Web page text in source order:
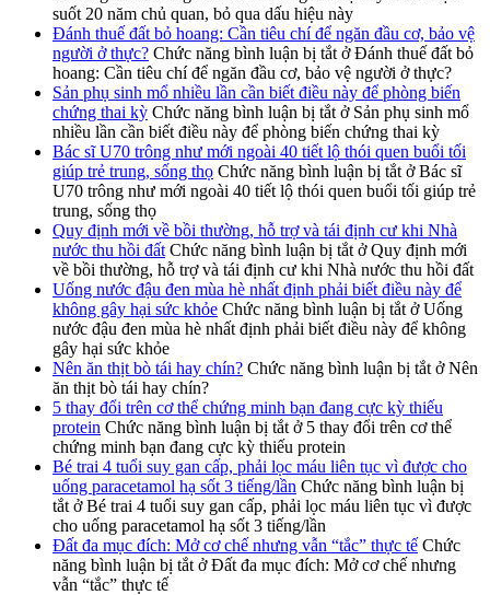
suốt 20 năm chủ quan, bỏ qua dấu hiệu này
Đánh thuế đất bỏ hoang: Cần tiêu chí để ngăn đầu cơ, bảo vệ
người ở thực? Chức năng bình luận bị tắt ở Đánh thuế đất bỏ
hoang: Cần tiêu chí để ngăn đầu cơ, bảo vệ người ở thực?
Sản phụ sinh mổ nhiều lần cần biết điều này để phòng biến
chứng thai kỳ Chức năng bình luận bị tắt ở Sản phụ sinh mổ
nhiều lần cần biết điều này để phòng biến chứng thai kỳ
Bác sĩ U70 trông như mới ngoài 40 tiết lộ thói quen buổi tối
giúp trẻ trung, sống thọ Chức năng bình luận bị tắt ở Bác sĩ
U70 trông như mới ngoài 40 tiết lộ thói quen buổi tối giúp trẻ
trung, sống thọ
Quy định mới về bồi thường, hỗ trợ và tái định cư khi Nhà
nước thu hồi đất Chức năng bình luận bị tắt ở Quy định mới
về bồi thường, hỗ trợ và tái định cư khi Nhà nước thu hồi đất
Uống nước đậu đen mùa hè nhất định phải biết điều này để
không gây hại sức khỏe Chức năng bình luận bị tắt ở Uống
nước đậu đen mùa hè nhất định phải biết điều này để không
gây hại sức khỏe
Nên ăn thịt bò tái hay chín? Chức năng bình luận bị tắt ở Nên
ăn thịt bò tái hay chín?
5 thay đổi trên cơ thể chứng minh bạn đang cực kỳ thiếu
protein Chức năng bình luận bị tắt ở 5 thay đổi trên cơ thể
chứng minh bạn đang cực kỳ thiếu protein
Bé trai 4 tuổi suy gan cấp, phải lọc máu liên tục vì được cho
uống paracetamol hạ sốt 3 tiếng/lần Chức năng bình luận bị
tắt ở Bé trai 4 tuổi suy gan cấp, phải lọc máu liên tục vì được
cho uống paracetamol hạ sốt 3 tiếng/lần
Đất đa mục đích: Mở cơ chế nhưng vẫn “tắc” thực tế Chức
năng bình luận bị tắt ở Đất đa mục đích: Mở cơ chế nhưng
vẫn “tắc” thực tế